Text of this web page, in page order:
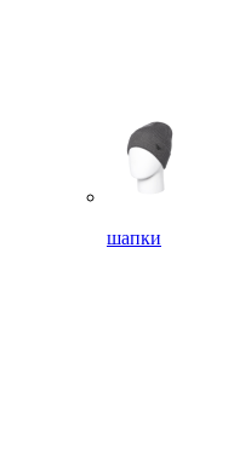
шапки